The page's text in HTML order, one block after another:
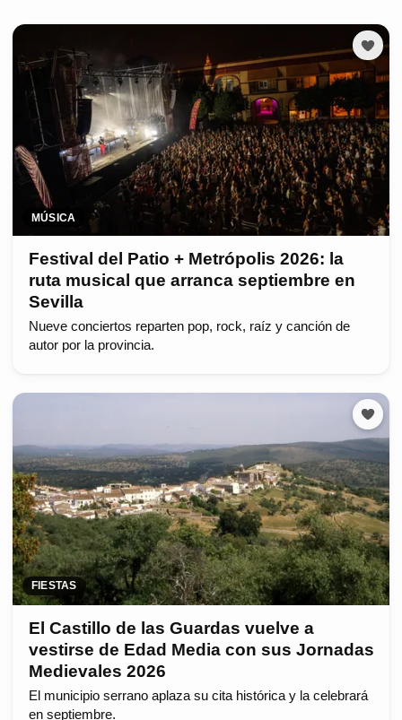
MÚSICA
Festival del Patio + Metrópolis 2026: la
ruta musical que arranca septiembre en
Sevilla
Nueve conciertos reparten pop, rock, raíz y canción de
autor por la provincia.
FIESTAS
El Castillo de las Guardas vuelve a
vestirse de Edad Media con sus Jornadas
Medievales 2026
El municipio serrano aplaza su cita histórica y la celebrará
en septiembre.